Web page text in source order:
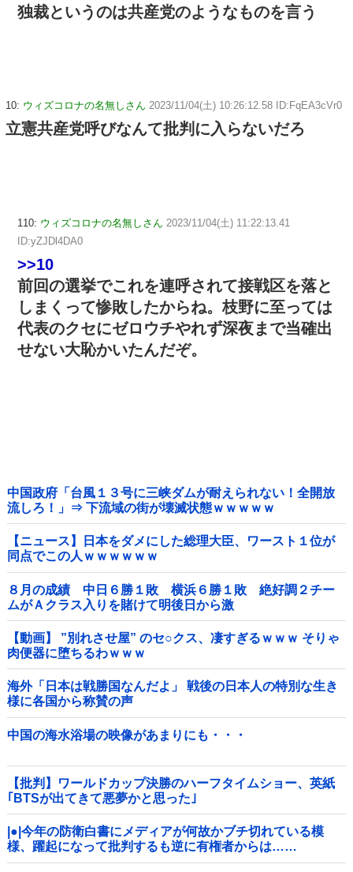
独裁というのは共産党のようなものを言う
10: ウィズコロナの名無しさん 2023/11/04(土) 10:26:12.58 ID:FqEA3cVr0
立憲共産党呼びなんて批判に入らないだろ
110: ウィズコロナの名無しさん 2023/11/04(土) 11:22:13.41
ID:yZJDl4DA0
>>10
前回の選挙でこれを連呼されて接戦区を落と
しまくって惨敗したからね。枝野に至っては
代表のクセにゼロウチやれず深夜まで当確出
せない大恥かいたんだぞ。
中国政府「台風１３号に三峡ダムが耐えられない！全開放
流しろ！」⇒ 下流域の街が壊滅状態ｗｗｗｗｗ
【ニュース】日本をダメにした総理大臣、ワースト１位が
同点でこの人ｗｗｗｗｗｗ
８月の成績 中日６勝１敗 横浜６勝１敗 絶好調２チー
ムがＡクラス入りを賭けて明後日から激
突！！！！！！！！！他
【動画】 ”別れさせ屋” のセ○クス、凄すぎるｗｗｗ そりゃ
肉便器に堕ちるわｗｗｗ
海外「日本は戦勝国なんだよ」 戦後の日本人の特別な生き
様に各国から称賛の声
中国の海水浴場の映像があまりにも・・・
【批判】ワールドカップ決勝のハーフタイムショー、英紙
｢BTSが出てきて悪夢かと思った｣
|●|今年の防衛白書にメディアが何故かブチ切れている模
様、躍起になって批判するも逆に有権者からは……